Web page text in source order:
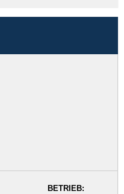
BETRIEB: